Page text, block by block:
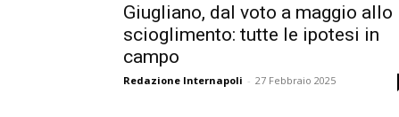
Giugliano, dal voto a maggio allo
scioglimento: tutte le ipotesi in
campo
Redazione Internapoli - 27 Febbraio 2025